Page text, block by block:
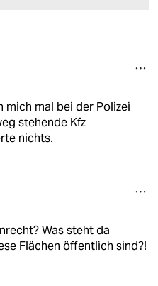
mich mal bei der Polizei
stehende Kfz
nichts.
Was steht da
Flächen öffentlich sind?!